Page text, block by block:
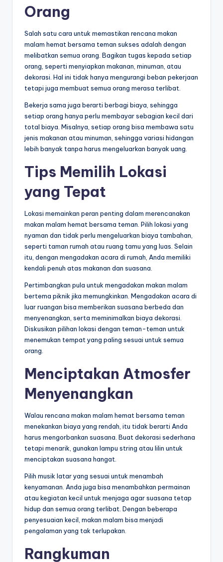
Orang
Salah satu cara untuk memastikan rencana makan
malam hemat bersama teman sukses adalah dengan
melibatkan semua orang. Bagikan tugas kepada setiap
orang, seperti menyiapkan makanan, minuman, atau
dekorasi. Hal ini tidak hanya mengurangi beban pekerjaan
tetapi juga membuat semua orang merasa terlibat.
Bekerja sama juga berarti berbagi biaya, sehingga
setiap orang hanya perlu membayar sebagian kecil dari
total biaya. Misalnya, setiap orang bisa membawa satu
jenis makanan atau minuman, sehingga variasi hidangan
lebih banyak tanpa harus mengeluarkan banyak uang.
Tips Memilih Lokasi
yang Tepat
Lokasi memainkan peran penting dalam merencanakan
makan malam hemat bersama teman. Pilih lokasi yang
nyaman dan tidak perlu mengeluarkan biaya tambahan,
seperti taman rumah atau ruang tamu yang luas. Selain
itu, dengan mengadakan acara di rumah, Anda memiliki
kendali penuh atas makanan dan suasana.
Pertimbangkan pula untuk mengadakan makan malam
bertema piknik jika memungkinkan. Mengadakan acara di
luar ruangan bisa memberikan suasana berbeda dan
menyenangkan, serta meminimalkan biaya dekorasi.
Diskusikan pilihan lokasi dengan teman-teman untuk
menemukan tempat yang paling sesuai untuk semua
orang.
Menciptakan Atmosfer
Menyenangkan
Walau rencana makan malam hemat bersama teman
menekankan biaya yang rendah, itu tidak berarti Anda
harus mengorbankan suasana. Buat dekorasi sederhana
tetapi menarik, gunakan lampu string atau lilin untuk
menciptakan suasana hangat.
Pilih musik latar yang sesuai untuk menambah
kenyamanan. Anda juga bisa menambahkan permainan
atau kegiatan kecil untuk menjaga agar suasana tetap
hidup dan semua orang terlibat. Dengan beberapa
penyesuaian kecil, makan malam bisa menjadi
pengalaman yang tak terlupakan.
Rangkuman